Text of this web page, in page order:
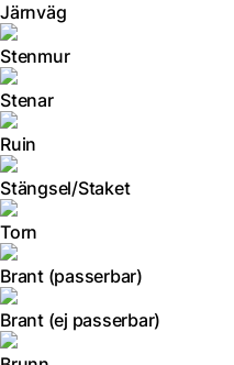
Järnväg
Stenmur
Stenar
Ruin
Stängsel/Staket
Torn
Brant (passerbar)
Brant (ej passerbar)